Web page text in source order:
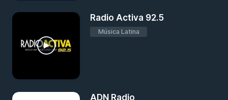
Radio Activa 92.5
Música Latina
ADN Radio